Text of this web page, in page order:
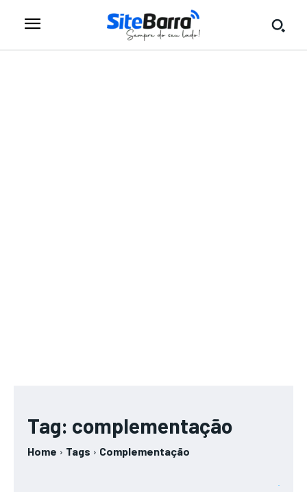
Tag: complementação
Home Tags Complementação